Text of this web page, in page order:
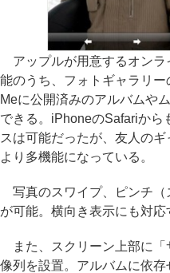
アップルが用意するオンラ
能のうち、フォトギャラリ
Meに公開済みのアルバムや
できる。iPhoneのSafariから
スは可能だったが、友人のギ
より多機能になっている。
写真のスワイプ、ピンチ（
が可能。横向き表示にも対応
また、スクリーン上部に「
像列を設置。アルバムに依